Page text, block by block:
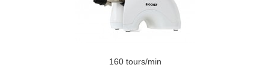
160 tours/min